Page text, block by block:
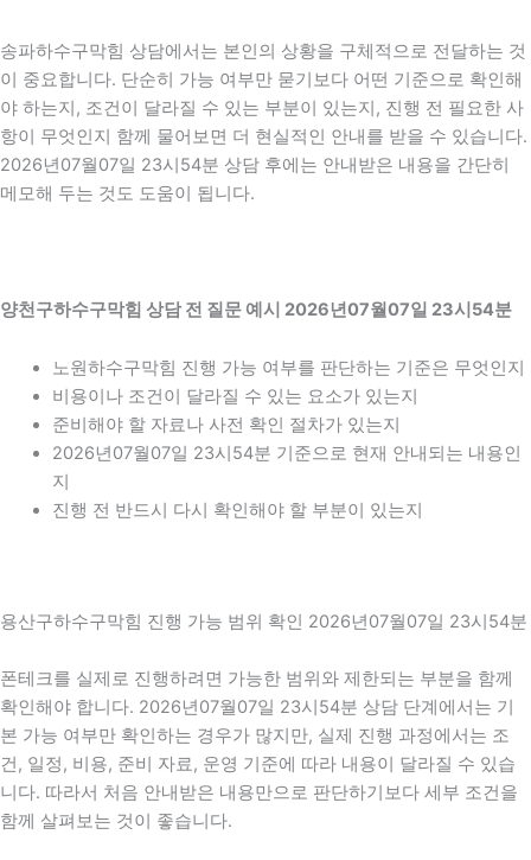
송파하수구막힘 상담에서는 본인의 상황을 구체적으로 전달하는 것
이 중요합니다. 단순히 가능 여부만 묻기보다 어떤 기준으로 확인해
야 하는지, 조건이 달라질 수 있는 부분이 있는지, 진행 전 필요한 사
항이 무엇인지 함께 물어보면 더 현실적인 안내를 받을 수 있습니다.
2026년07월07일 23시54분 상담 후에는 안내받은 내용을 간단히
메모해 두는 것도 도움이 됩니다.
양천구하수구막힘 상담 전 질문 예시 2026년07월07일 23시54분
노원하수구막힘 진행 가능 여부를 판단하는 기준은 무엇인지
비용이나 조건이 달라질 수 있는 요소가 있는지
준비해야 할 자료나 사전 확인 절차가 있는지
2026년07월07일 23시54분 기준으로 현재 안내되는 내용인
지
진행 전 반드시 다시 확인해야 할 부분이 있는지
용산구하수구막힘 진행 가능 범위 확인 2026년07월07일 23시54분
폰테크를 실제로 진행하려면 가능한 범위와 제한되는 부분을 함께
확인해야 합니다. 2026년07월07일 23시54분 상담 단계에서는 기
본 가능 여부만 확인하는 경우가 많지만, 실제 진행 과정에서는 조
건, 일정, 비용, 준비 자료, 운영 기준에 따라 내용이 달라질 수 있습
니다. 따라서 처음 안내받은 내용만으로 판단하기보다 세부 조건을
함께 살펴보는 것이 좋습니다.